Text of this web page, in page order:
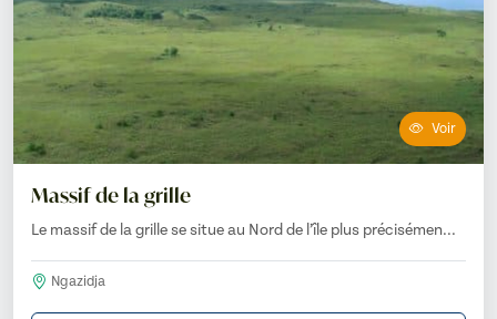
Voir
Massif de la grille
Le massif de la grille se situe au Nord de l’île plus précisémen...
Ngazidja